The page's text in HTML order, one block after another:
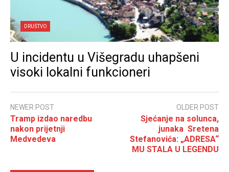
DRUŠTVO
U incidentu u Višegradu uhapšeni
visoki lokalni funkcioneri
NEWER POST
Tramp izdao naredbu
nakon prijetnji
Medvedeva
OLDER POST
Sjećanje na solunca,
junaka Sretena
Stefanovića: „ADRESA“
MU STALA U LEGENDU